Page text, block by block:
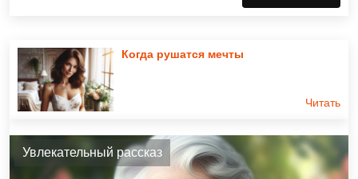
Когда рушатся мечты
Читать
Увлекательный рассказ